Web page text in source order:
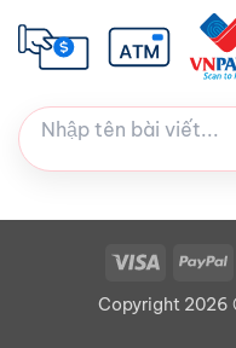
Visa
Copyright 2026